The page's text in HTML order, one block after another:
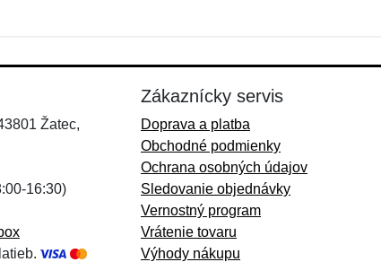
Žatec,
16:30)
Zákaznícky servis
Doprava a platba
Obchodné podmienky
Ochrana osobných údajov
Sledovanie objednávky
Vernostný program
Vrátenie tovaru
Výhody nákupu